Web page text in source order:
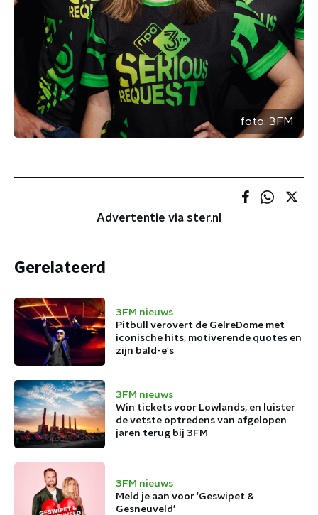
foto: 3FM
Advertentie via ster.nl
Gerelateerd
3FM nieuws
Pitbull verovert de GelreDome met
iconische hits, motiverende quotes en
zijn bald-e's
3FM nieuws
Win tickets voor Lowlands, en luister
de vetste optredens van afgelopen
jaren terug bij 3FM
3FM nieuws
Meld je aan voor 'Geswipet &
Gesneuveld'